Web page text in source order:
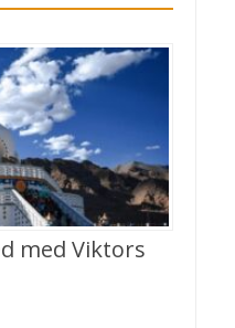
med Viktors